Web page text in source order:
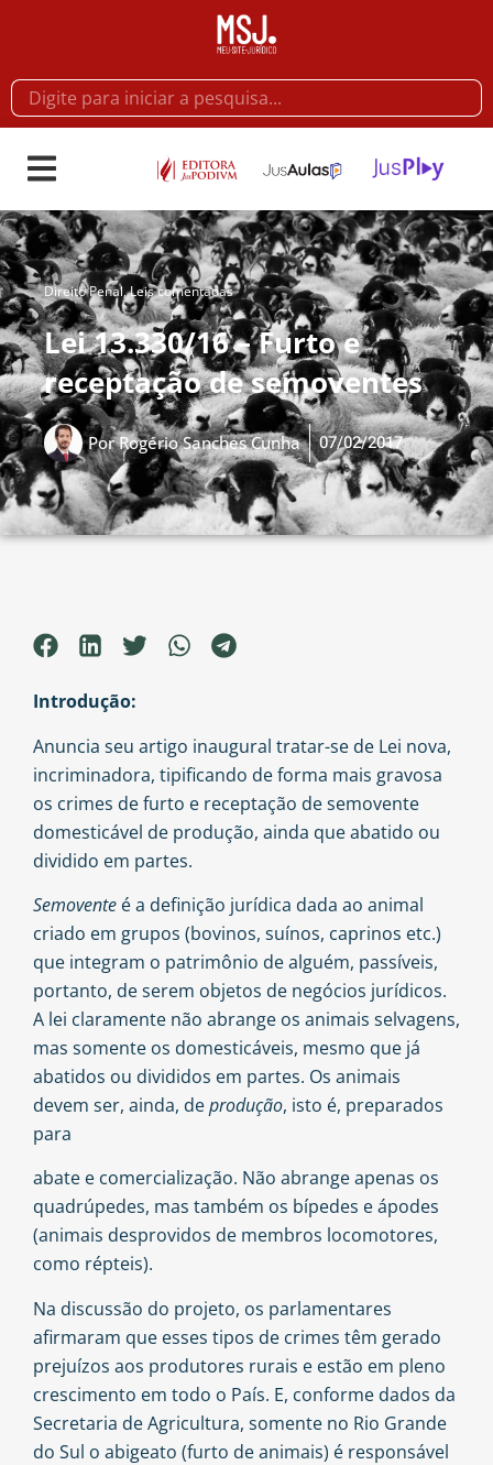
Direito Penal,Leis comentadas
Lei 13.330/16 – Furto e
receptação de semoventes
PorRogério Sanches Cunha 07/02/2017
Introdução:
Anuncia seu artigo inaugural tratar-se de Lei nova,
incriminadora, tipificando de forma mais gravosa
os crimes de furto e receptação de semovente
domesticável de produção, ainda que abatido ou
dividido em partes.
Semovente é a definição jurídica dada ao animal
criado em grupos (bovinos, suínos, caprinos etc.)
que integram o patrimônio de alguém, passíveis,
portanto, de serem objetos de negócios jurídicos.
A lei claramente não abrange os animais selvagens,
mas somente os domesticáveis, mesmo que já
abatidos ou divididos em partes. Os animais
devem ser, ainda, deprodução, isto é, preparados
para
abate e comercialização. Não abrange apenas os
quadrúpedes, mas também os bípedes e ápodes
(animais desprovidos de membros locomotores,
como répteis).
Na discussão do projeto, os parlamentares
afirmaram que esses tipos de crimes têm gerado
prejuízos aos produtores rurais e estão em pleno
crescimento em todo o País. E, conforme dados da
Secretaria de Agricultura, somente no Rio Grande
do Sul o abigeato (furto de animais) é responsável